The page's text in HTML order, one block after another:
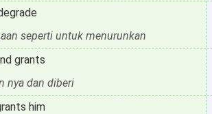
seperti untuk menurunkan
grants
nya dan diberi
him